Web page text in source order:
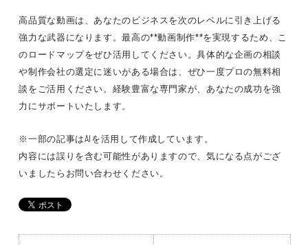
高品質な動画は、あなたのビジネスを次のレベルに引き上げる
強力な武器になります。最高の**動画制作**を実現するため、こ
のロードマップをぜひ活用してください。具体的な企画の相談
や制作会社の選定に迷いがある場合は、ぜひ一度プロの無料相
談をご活用ください。経験豊富な専門家が、あなたの成功を強
力にサポートいたします。
※一部の記事はAIを活用して作成しています。
内容には誤りを含む可能性がありますので、気になる点がござ
いましたらお問い合わせください。